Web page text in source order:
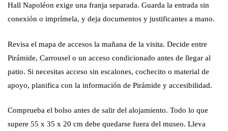
Hall Napoléon exige una franja separada. Guarda la entrada sin
conexión o imprímela, y deja documentos y justificantes a mano.
Revisa el mapa de accesos la mañana de la visita. Decide entre
Pirámide, Carrousel o un acceso condicionado antes de llegar al
patio. Si necesitas acceso sin escalones, cochecito o material de
apoyo, planifica con la información de Pirámide y accesibilidad.
Comprueba el bolso antes de salir del alojamiento. Todo lo que
supere 55 x 35 x 20 cm debe quedarse fuera del museo. Lleva